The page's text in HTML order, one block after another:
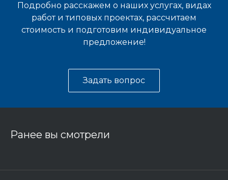
Подробно расскажем о наших услугах, видах
работ и типовых проектах, рассчитаем
стоимость и подготовим индивидуальное
предложение!
Задать вопрос
Ранее вы смотрели